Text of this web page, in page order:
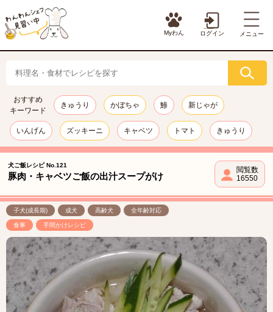
Myわん ログイン メニュー
おすすめ
キーワード
きゅうり かぼちゃ 鯵 新じゃが
いんげん ズッキーニ キャベツ トマト きゅうり
犬ご飯レシピ No.121
豚肉・キャベツご飯の出汁スープがけ
閲覧数
16550
子犬(成長期) 成犬 高齢犬 全年齢対応
食事 手間かけレシピ